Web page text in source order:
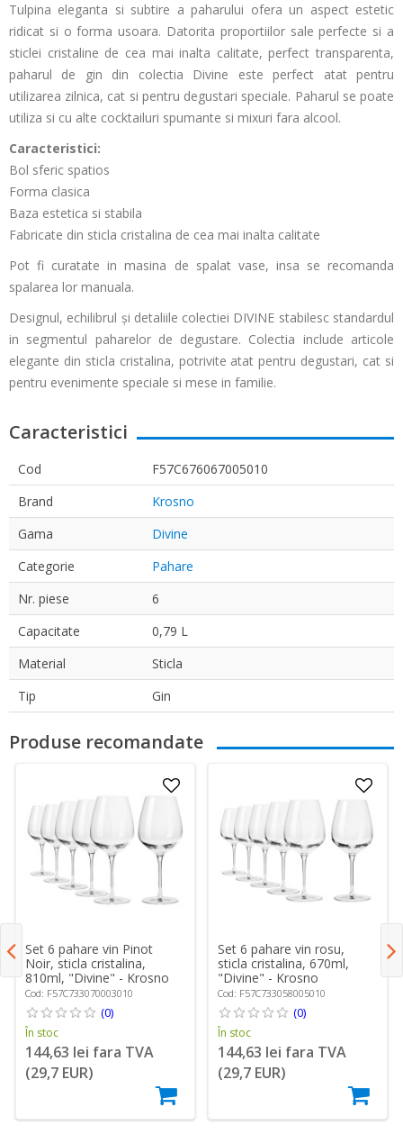
Tulpina eleganta si subtire a paharului ofera un aspect estetic
ridicat si o forma usoara. Datorita proportiilor sale perfecte si a
sticlei cristaline de cea mai inalta calitate, perfect transparenta,
paharul de gin din colectia Divine este perfect atat pentru
utilizarea zilnica, cat si pentru degustari speciale. Paharul se poate
utiliza si cu alte cocktailuri spumante si mixuri fara alcool.
Caracteristici:
Bol sferic spatios
Forma clasica
Baza estetica si stabila
Fabricate din sticla cristalina de cea mai inalta calitate
Pot fi curatate in masina de spalat vase, insa se recomanda
spalarea lor manuala.
Designul, echilibrul și detaliile colectiei DIVINE stabilesc standardul
in segmentul paharelor de degustare. Colectia include articole
elegante din sticla cristalina, potrivite atat pentru degustari, cat si
pentru evenimente speciale si mese in familie.
Caracteristici
Cod
F57C676067005010
Brand
Krosno
Gama
Divine
Categorie
Pahare
Nr. piese
6
Capacitate
0,79 L
Material
Sticla
Tip
Gin
Produse recomandate
Set 6 pahare vin Pinot
Noir, sticla cristalina,
810ml, "Divine" - Krosno
Cod: F57C733070003010
(0)
În stoc
144,63 lei fara TVA
(29,7 EUR)
Set 6 pahare vin rosu,
sticla cristalina, 670ml,
"Divine" - Krosno
Cod: F57C733058005010
(0)
În stoc
144,63 lei fara TVA
(29,7 EUR)